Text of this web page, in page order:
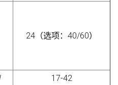
24（选项：40/60）
17-42